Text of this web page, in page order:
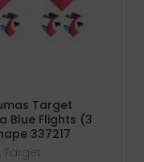
Target
Blue Flights (3
337217
, Target